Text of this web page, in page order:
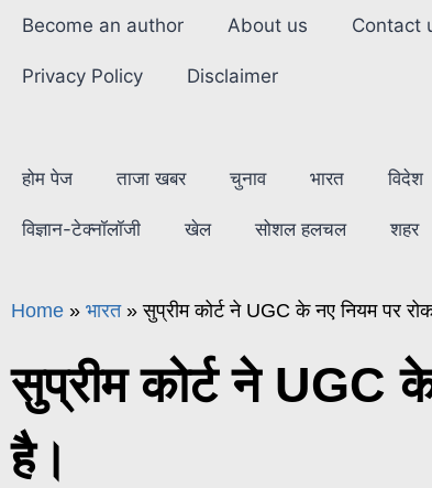
Become an author About us Contact
Privacy Policy Disclaimer
होम पेज ताजा खबर चुनाव भारत विदेश
विज्ञान-टेक्नॉलॉजी खेल सोशल हलचल शहर
Home » भारत » सुप्रीम कोर्ट ने UGC के नए नियम पर
सुप्रीम कोर्ट ने UGC
है।